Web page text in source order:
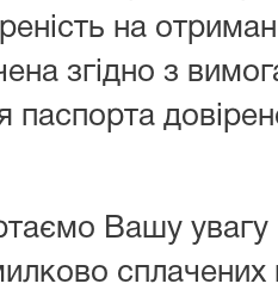
на
згідно з
паспорта
Вашу
сплачених